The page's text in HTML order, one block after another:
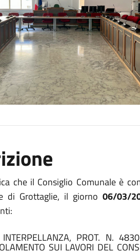
che il Consiglio Comunale è
di Grottaglie, il giorno 06/03/
INTERPELLANZA, PROT. N.
SUI LAVORI DEL